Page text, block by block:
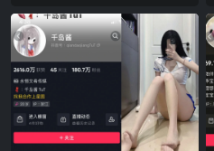
新完整版